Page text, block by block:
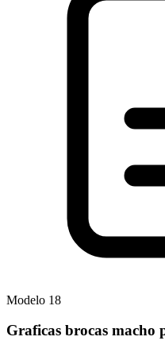
Modelo 18
Graficas brocas macho